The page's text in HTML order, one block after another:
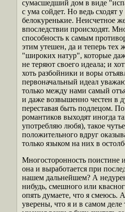
сумасшедший дом в виде
с ума сойдет. Но ведь сходят
белокуренькие. Неисчетное
впоследствии происходят.
способность к самым
этим утешен, да и теперь тех
"широких натур", которые
не теряют своего идеала; и
хоть разбойники и воры
первоначальный идеал
только между нами самый
и даже возвышенно честен в
переставая быть подлецом.
романтиков выходят иногда
употребляю любя), такое
положительного вдруг
только языком на них в
Многосторонность поистине
она и выработается при
нашем дальнейшем? А
нибудь, смешного или
опять думаете, что я смеюсь.
уверены, что я и в самом